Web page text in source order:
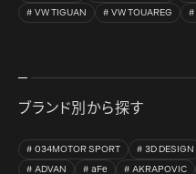
VW TIGUAN
VW TOUAREG
ブランド別から探す
034MOTOR SPORT 3D DESIGN
ADVAN
aFe AKRAPOVIC